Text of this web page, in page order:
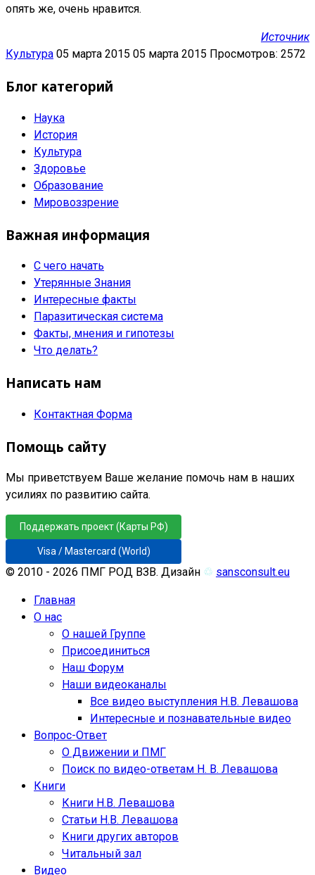
опять же, очень нравится.
Источник
Культура 05 марта 2015 05 марта 2015 Просмотров: 2572
Блог категорий
Наука
История
Культура
Здоровье
Образование
Мировоззрение
Важная информация
С чего начать
Утерянные Знания
Интересные факты
Паразитическая система
Факты, мнения и гипотезы
Что делать?
Написать нам
Контактная Форма
Помощь сайту
Мы приветствуем Ваше желание помочь нам в наших
усилиях по развитию сайта.
Поддержать проект (Карты РФ)
Visa / Mastercard (World)
© 2010 - 2026 ПМГ РОД ВЗВ. Дизайн ♲ sansconsult.eu
Главная
О нас
О нашей Группе
Присоединиться
Наш Форум
Наши видеоканалы
Все видео выступления Н.В. Левашова
Интересные и познавательные видео
Вопрос-Ответ
О Движении и ПМГ
Поиск по видео-ответам Н. В. Левашова
Книги
Книги Н.В. Левашова
Статьи Н.В. Левашова
Книги других авторов
Читальный зал
Видео